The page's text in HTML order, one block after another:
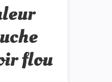
flou